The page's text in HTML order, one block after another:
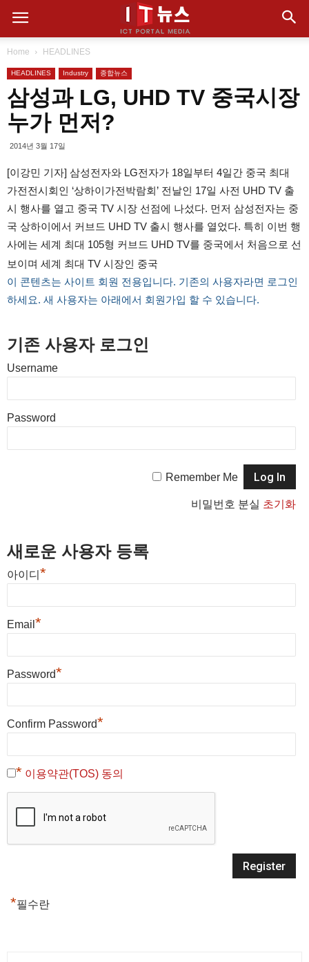
Home HEADLINES
HEADLINES Industry 종합뉴스
삼성과 LG, UHD TV 중국시장
누가 먼저?
2014년 3월 17일
[이강민 기자] 삼성전자와 LG전자가 18일부터 4일간 중국 최대
가전전시회인 ‘상하이가전박람회’ 전날인 17일 사전 UHD TV 출
시 행사를 열고 중국 TV 시장 선점에 나섰다. 먼저 삼성전자는 중
국 상하이에서 커브드 UHD TV 출시 행사를 열었다. 특히 이번 행
사에는 세계 최대 105형 커브드 UHD TV를 중국에서 처음으로 선
보이며 세계 최대 TV 시장인 중국
이 콘텐츠는 사이트 회원 전용입니다. 기존의 사용자라면 로그인
하세요. 새 사용자는 아래에서 회원가입 할 수 있습니다.
기존 사용자 로그인
Username
Password
Remember Me
비밀번호 분실 초기화
새로운 사용자 등록
아이디 *
Email *
Password*
Confirm Password*
* 이용약관(TOS) 동의
*필수란